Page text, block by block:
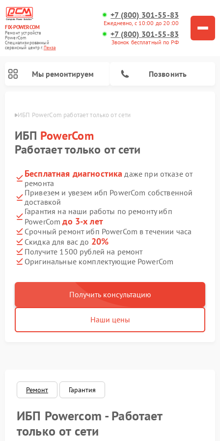
FIX-POWERCOM
Ремонт устройств
PowerCom
Специализированный
cервисный центр г.Пенза
+7 (800) 301-55-83
Ежедневно, с 10:00 до 20:00
+7 (800) 301-55-83
Звонок бесплатный по РФ
Мы ремонтируем Позвонить
ИБП PowerCom работает только от сети
ИБП PowerCom
Работает только от сети
Бесплатная диагностика даже при отказе от
ремонта
Привезем и увезем ибп PowerCom собственной
доставкой
Гарантия на наши работы по ремонту ибп
PowerComдо 3-х лет
Срочный ремонт ибп PowerCom в течении часа
Скидка для вас до 20%
Получите 1500 рублей на ремонт
Оригинальные комплектующие PowerCom
Получить консультацию
Наши цены
Ремонт Гарантия
ИБП Powercom - Работает
только от сети